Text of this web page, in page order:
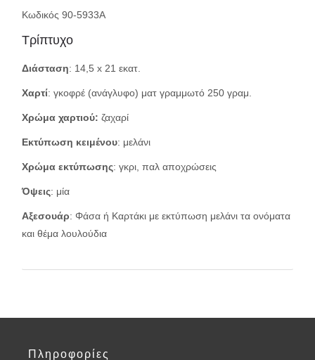
Κωδικός 90-5933Α
Τρίπτυχο
Διάσταση: 14,5 x 21 εκατ.
Χαρτί: γκοφρέ (ανάγλυφο) ματ γραμμωτό 250 γραμ.
Χρώμα χαρτιού: ζαχαρί
Εκτύπωση κειμένου: μελάνι
Χρώμα εκτύπωσης: γκρι, παλ αποχρώσεις
Όψεις: μία
Αξεσουάρ: Φάσα ή Καρτάκι με εκτύπωση μελάνι τα ονόματα
και θέμα λουλούδια
Πληροφορίες